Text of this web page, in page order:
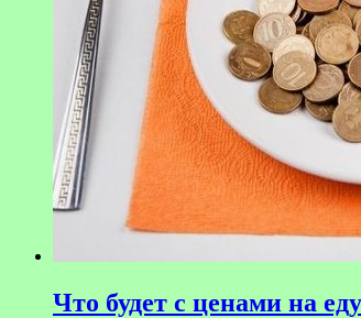
Что будет с ценами на